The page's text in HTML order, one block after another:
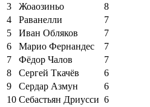
3
Жоаозиньо
8
4
Раванелли
7
5
Иван Обляков
7
6
Марио Фернандес
7
7
Фёдор Чалов
7
8
Сергей Ткачёв
6
9
Сердар Азмун
6
10 Себастьян Дриусси 6